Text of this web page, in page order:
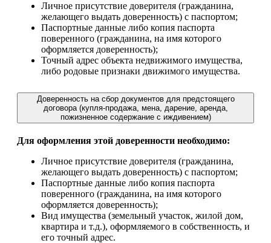
Личное присутствие доверителя (гражданина,
желающего выдать доверенность) с паспортом;
Паспортные данные либо копия паспорта
поверенного (гражданина, на имя которого
оформляется доверенность);
Точный адрес объекта недвижимого имущества,
либо родовые признаки движимого имущества.
Доверенность на cбор документов для предстоящего
договора (купля-продажа, мена, дарение, аренда,
пожизненное содержание с иждивением)
Для оформления этой доверенности необходимо:
Личное присутствие доверителя (гражданина,
желающего выдать доверенность) с паспортом;
Паспортные данные либо копия паспорта
поверенного (гражданина, на имя которого
оформляется доверенность);
Вид имущества (земельный участок, жилой дом,
квартира и т.д.), оформляемого в собственность, и
его точный адрес.